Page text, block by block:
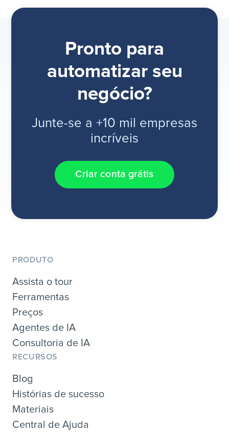
Pronto para
automatizar seu
negócio?
Junte-se a +10 mil empresas
incríveis
Criar conta grátis
PRODUTO
Assista o tour
Ferramentas
Preços
Agentes de IA
Consultoria de IA
RECURSOS
Blog
Histórias de sucesso
Materiais
Central de Ajuda